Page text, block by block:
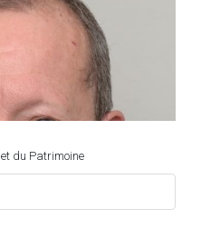
du Patrimoine